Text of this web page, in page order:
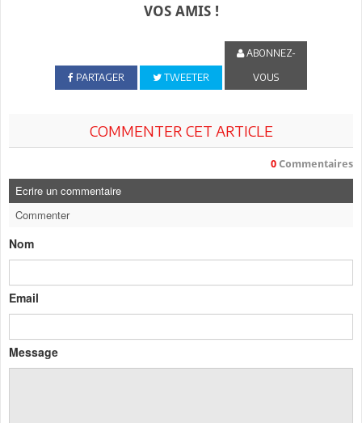
VOS AMIS !
PARTAGER TWEETER
ABONNEZ-
VOUS
COMMENTER CET ARTICLE
0 Commentaires
Ecrire un commentaire
Commenter
Nom
Email
Message